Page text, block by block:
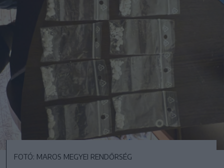
FOTÓ: MAROS MEGYEI RENDŐRSÉG